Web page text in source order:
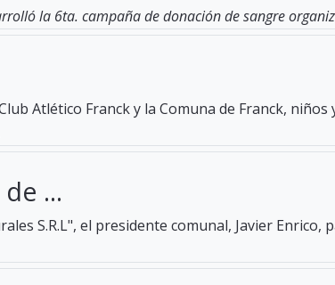
la 6ta. campaña de donación de sangre
Atlético Franck y la Comuna de Franck,
...
S.R.L", el presidente comunal, Javier